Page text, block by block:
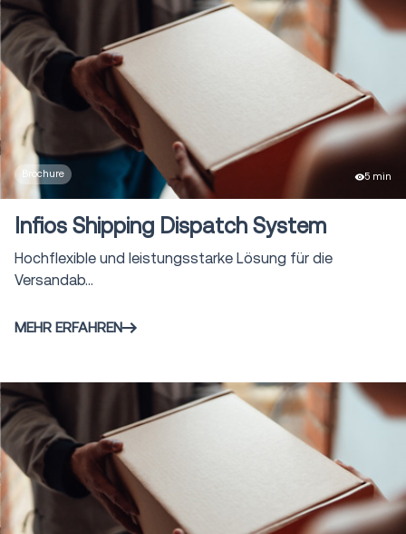
Brochure 5 min
Infios Shipping Dispatch System
Hochflexible und leistungsstarke Lösung für die
Versandab...
MEHR ERFAHREN